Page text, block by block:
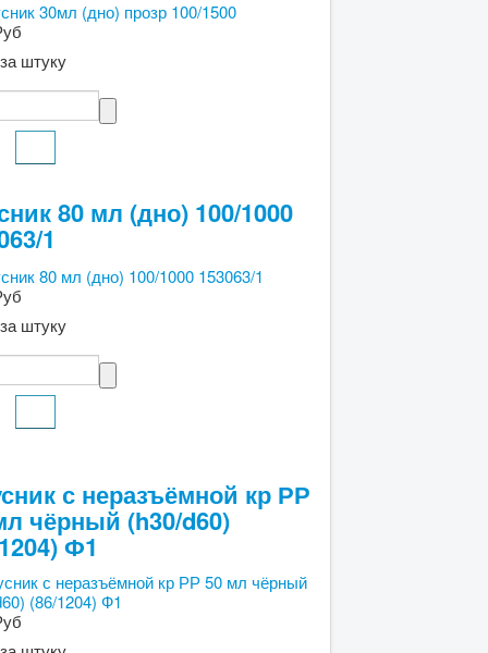
штуку
80 мл (дно) 100/1000
1
штуку
с неразъёмной кр РР
чёрный (h30/d60)
Ф1